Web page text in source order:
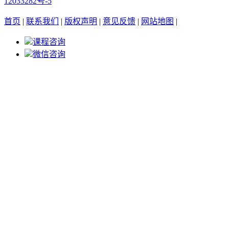
首页 | 联系我们 | 版权声明 | 意见反馈 | 网站地图 |
课程咨询
微信咨询